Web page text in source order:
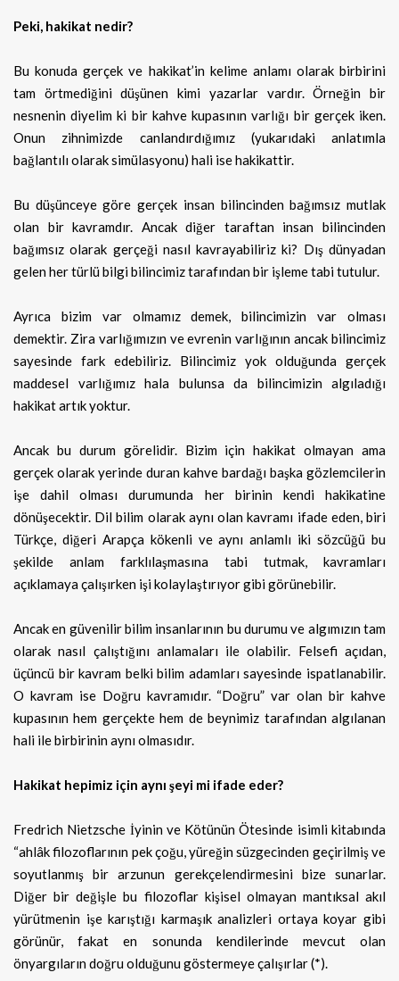
Peki, hakikat nedir?
Bu konuda gerçek ve hakikat’in kelime anlamı olarak birbirini
tam örtmediğini düşünen kimi yazarlar vardır. Örneğin bir
nesnenin diyelim ki bir kahve kupasının varlığı bir gerçek iken.
Onun zihnimizde canlandırdığımız (yukarıdaki anlatımla
bağlantılı olarak simülasyonu) hali ise hakikattir.
Bu düşünceye göre gerçek insan bilincinden bağımsız mutlak
olan bir kavramdır. Ancak diğer taraftan insan bilincinden
bağımsız olarak gerçeği nasıl kavrayabiliriz ki? Dış dünyadan
gelen her türlü bilgi bilincimiz tarafından bir işleme tabi tutulur.
Ayrıca bizim var olmamız demek, bilincimizin var olması
demektir. Zira varlığımızın ve evrenin varlığının ancak bilincimiz
sayesinde fark edebiliriz. Bilincimiz yok olduğunda gerçek
maddesel varlığımız hala bulunsa da bilincimizin algıladığı
hakikat artık yoktur.
Ancak bu durum görelidir. Bizim için hakikat olmayan ama
gerçek olarak yerinde duran kahve bardağı başka gözlemcilerin
işe dahil olması durumunda her birinin kendi hakikatine
dönüşecektir. Dil bilim olarak aynı olan kavramı ifade eden, biri
Türkçe, diğeri Arapça kökenli ve aynı anlamlı iki sözcüğü bu
şekilde anlam farklılaşmasına tabi tutmak, kavramları
açıklamaya çalışırken işi kolaylaştırıyor gibi görünebilir.
Ancak en güvenilir bilim insanlarının bu durumu ve algımızın tam
olarak nasıl çalıştığını anlamaları ile olabilir. Felsefi açıdan,
üçüncü bir kavram belki bilim adamları sayesinde ispatlanabilir.
O kavram ise Doğru kavramıdır. “Doğru” var olan bir kahve
kupasının hem gerçekte hem de beynimiz tarafından algılanan
hali ile birbirinin aynı olmasıdır.
Hakikat hepimiz için aynı şeyi mi ifade eder?
Fredrich Nietzsche İyinin ve Kötünün Ötesinde isimli kitabında
“ahlâk filozoflarının pek çoğu, yüreğin süzgecinden geçirilmiş ve
soyutlanmış bir arzunun gerekçelendirmesini bize sunarlar.
Diğer bir değişle bu filozoflar kişisel olmayan mantıksal akıl
yürütmenin işe karıştığı karmaşık analizleri ortaya koyar gibi
görünür, fakat en sonunda kendilerinde mevcut olan
önyargıların doğru olduğunu göstermeye çalışırlar (*).